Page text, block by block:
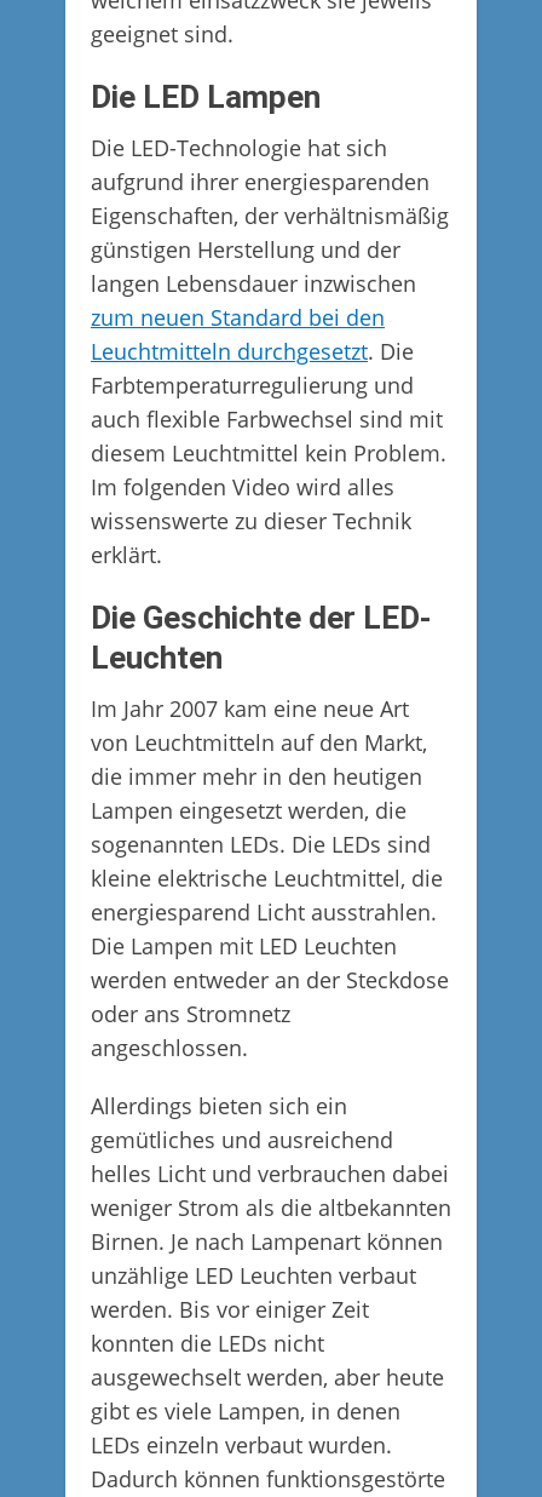
geeignet sind.
Die LED Lampen
Die LED-Technologie hat sich
aufgrund ihrer energiesparenden
Eigenschaften, der verhältnismäßig
günstigen Herstellung und der
langen Lebensdauer inzwischen
zum neuen Standard bei den
Leuchtmitteln durchgesetzt. Die
Farbtemperaturregulierung und
auch flexible Farbwechsel sind mit
diesem Leuchtmittel kein Problem.
Im folgenden Video wird alles
wissenswerte zu dieser Technik
erklärt.
Die Geschichte der LED-
Leuchten
Im Jahr 2007 kam eine neue Art
von Leuchtmitteln auf den Markt,
die immer mehr in den heutigen
Lampen eingesetzt werden, die
sogenannten LEDs. Die LEDs sind
kleine elektrische Leuchtmittel, die
energiesparend Licht ausstrahlen.
Die Lampen mit LED Leuchten
werden entweder an der Steckdose
oder ans Stromnetz
angeschlossen.
Allerdings bieten sich ein
gemütliches und ausreichend
helles Licht und verbrauchen dabei
weniger Strom als die altbekannten
Birnen. Je nach Lampenart können
unzählige LED Leuchten verbaut
werden. Bis vor einiger Zeit
konnten die LEDs nicht
ausgewechselt werden, aber heute
gibt es viele Lampen, in denen
LEDs einzeln verbaut wurden.
Dadurch können funktionsgestörte